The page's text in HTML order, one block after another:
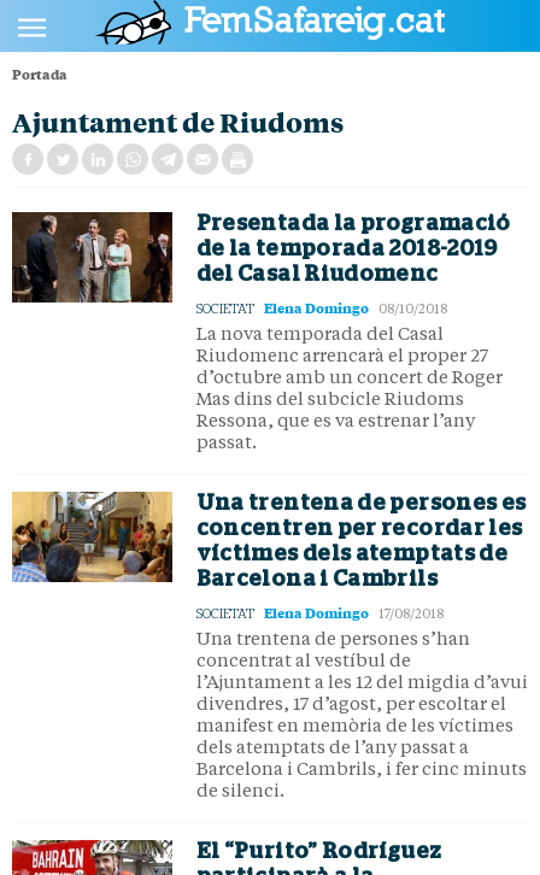
CULTURA
ESPORTS
OPINIÓ
Portada
Ajuntament de Riudoms
Presentada la programació
de la temporada 2018-2019
del Casal Riudomenc
SOCIETAT Elena Domingo 08/10/2018
La nova temporada del Casal
Riudomenc arrencarà el proper 27
d’octubre amb un concert de Roger
Mas dins del subcicle Riudoms
Ressona, que es va estrenar l’any
passat.
Una trentena de persones es
concentren per recordar les
víctimes dels atemptats de
Barcelona i Cambrils
SOCIETAT Elena Domingo 17/08/2018
Una trentena de persones s’han
concentrat al vestíbul de
l’Ajuntament a les 12 del migdia d’avui
divendres, 17 d’agost, per escoltar el
manifest en memòria de les víctimes
dels atemptats de l’any passat a
Barcelona i Cambrils, i fer cinc minuts
de silenci.
El “Purito” Rodríguez